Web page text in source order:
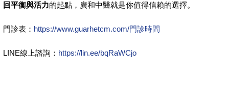
回平衡與活力的起點，廣和中醫就是你值得信賴的選擇。
門診表： https://www.guarhetcm.com/門診時間
LINE線上諮詢： https://lin.ee/bqRaWCjo